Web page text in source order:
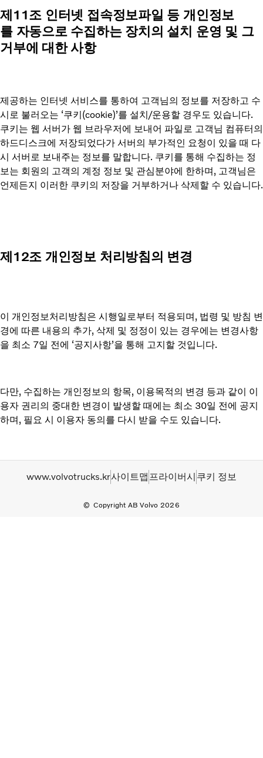
제11조 인터넷 접속정보파일 등 개인정보
를 자동으로 수집하는 장치의 설치 운영 및 그
거부에 대한 사항
제공하는 인터넷 서비스를 통하여 고객님의 정보를 저장하고 수
시로 불러오는 ‘쿠키(cookie)’를 설치/운용할 경우도 있습니다.
쿠키는 웹 서버가 웹 브라우저에 보내어 파일로 고객님 컴퓨터의
하드디스크에 저장되었다가 서버의 부가적인 요청이 있을 때 다
시 서버로 보내주는 정보를 말합니다. 쿠키를 통해 수집하는 정
보는 회원의 고객의 계정 정보 및 관심분야에 한하며, 고객님은
언제든지 이러한 쿠키의 저장을 거부하거나 삭제할 수 있습니다.
제12조 개인정보 처리방침의 변경
이 개인정보처리방침은 시행일로부터 적용되며, 법령 및 방침 변
경에 따른 내용의 추가, 삭제 및 정정이 있는 경우에는 변경사항
을 최소 7일 전에 ‘공지사항’을 통해 고지할 것입니다.
다만, 수집하는 개인정보의 항목, 이용목적의 변경 등과 같이 이
용자 권리의 중대한 변경이 발생할 때에는 최소 30일 전에 공지
하며, 필요 시 이용자 동의를 다시 받을 수도 있습니다.
Copyright AB Volvo 2026
www.volvotrucks.kr사이트맵 프라이버시 쿠키 정보